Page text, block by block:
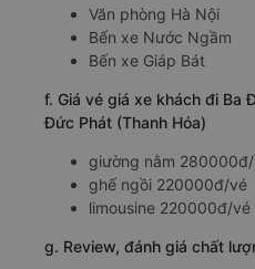
Văn phòng Hà Nội
Bến xe Nước Ngầm
Bến xe Giáp Bát
f. Giá vé giá xe khách đi Ba
Đức Phát (Thanh Hóa)
giường nằm
ghế ngồi 220000đ/vé
limousine 220000đ/vé
g. Review, đánh giá chất